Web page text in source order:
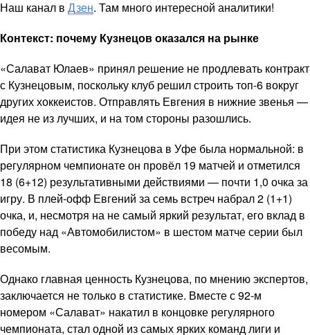
Наш канал в Дзен. Там много интересной аналитики!
Контекст: почему Кузнецов оказался на рынке
«Салават Юлаев» принял решение не продлевать контракт
с Кузнецовым, поскольку клуб решил строить топ-6 вокруг
других хоккеистов. Отправлять Евгения в нижние звенья —
идея не из лучших, и на том стороны разошлись.
При этом статистика Кузнецова в Уфе была нормальной: в
регулярном чемпионате он провёл 19 матчей и отметился
18 (6+12) результативными действиями — почти 1,0 очка за
игру. В плей-офф Евгений за семь встреч набрал 2 (1+1)
очка, и, несмотря на не самый яркий результат, его вклад в
победу над «Автомобилистом» в шестом матче серии был
весомым.
Однако главная ценность Кузнецова, по мнению экспертов,
заключается не только в статистике. Вместе с 92-м
номером «Салават» накатил в концовке регулярного
чемпионата, стал одной из самых ярких команд лиги и